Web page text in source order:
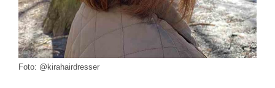
Foto: @kirahairdresser